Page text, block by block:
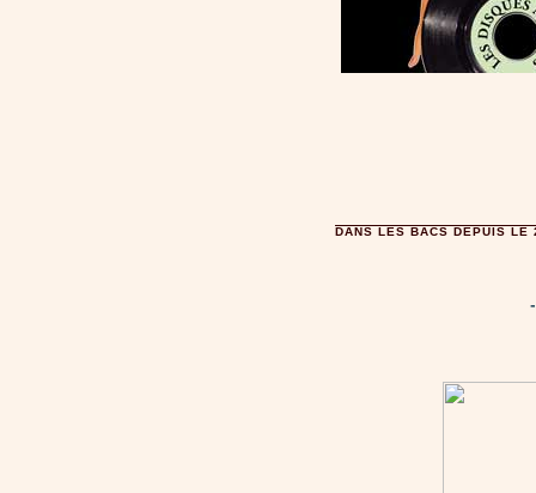
DANS LES BACS DEPUIS LE